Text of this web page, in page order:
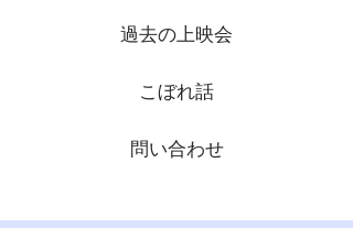
過去の上映会
こぼれ話
問い合わせ